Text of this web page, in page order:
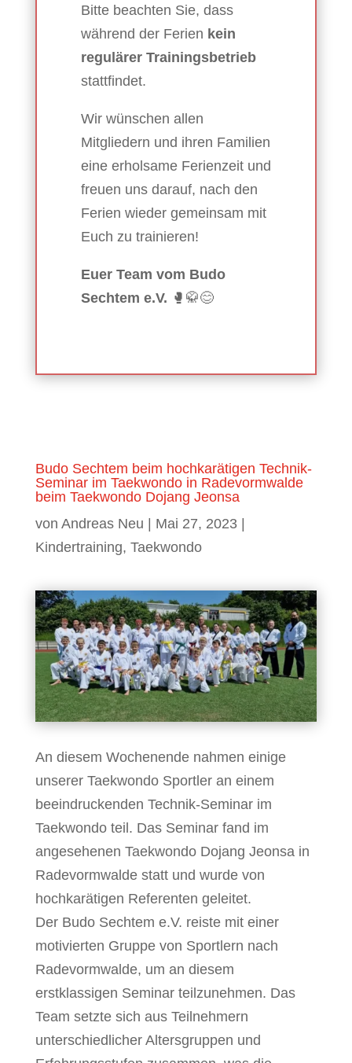
Bitte beachten Sie, dass
während der Ferien kein
regulärer Trainingsbetrieb
stattfindet.
Wir wünschen allen
Mitgliedern und ihren Familien
eine erholsame Ferienzeit und
freuen uns darauf, nach den
Ferien wieder gemeinsam mit
Euch zu trainieren!
Euer Team vom Budo
Sechtem e.V. 🥊🥋😊
Budo Sechtem beim hochkarätigen Technik-
Seminar im Taekwondo in Radevormwalde
beim Taekwondo Dojang Jeonsa
von Andreas Neu | Mai 27, 2023|
Kindertraining, Taekwondo
An diesem Wochenende nahmen einige
unserer Taekwondo Sportler an einem
beeindruckenden Technik-Seminar im
Taekwondo teil. Das Seminar fand im
angesehenen Taekwondo Dojang Jeonsa in
Radevormwalde statt und wurde von
hochkarätigen Referenten geleitet.
Der Budo Sechtem e.V. reiste mit einer
motivierten Gruppe von Sportlern nach
Radevormwalde, um an diesem
erstklassigen Seminar teilzunehmen. Das
Team setzte sich aus Teilnehmern
unterschiedlicher Altersgruppen und